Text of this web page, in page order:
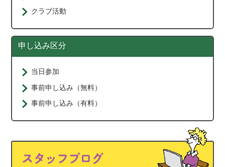
クラブ活動
申し込み区分
当日参加
事前申し込み（無料）
事前申し込み（有料）